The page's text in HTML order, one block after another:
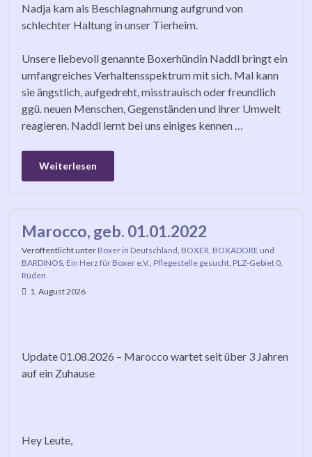
Nadja kam als Beschlagnahmung aufgrund von
schlechter Haltung in unser Tierheim.
Unsere liebevoll genannte Boxerhündin Naddl bringt ein
umfangreiches Verhaltensspektrum mit sich. Mal kann
sie ängstlich, aufgedreht, misstrauisch oder freundlich
ggü. neuen Menschen, Gegenständen und ihrer Umwelt
reagieren. Naddl lernt bei uns einiges kennen …
Weiterlesen
Marocco, geb. 01.01.2022
Veröffentlicht unter Boxer in Deutschland BOXER, BOXADORE und
BARDINOS Ein Herz für Boxer e.V. Pflegestelle gesucht PLZ-Gebiet 0
Rüden
1. August 2026
Update 01.08.2026 – Marocco wartet seit über 3 Jahren
auf ein Zuhause
Hey Leute,